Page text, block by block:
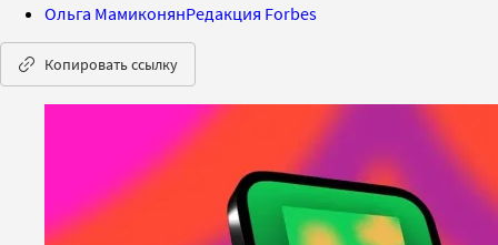
Ольга МамиконянРедакция Forbes
Копировать ссылку